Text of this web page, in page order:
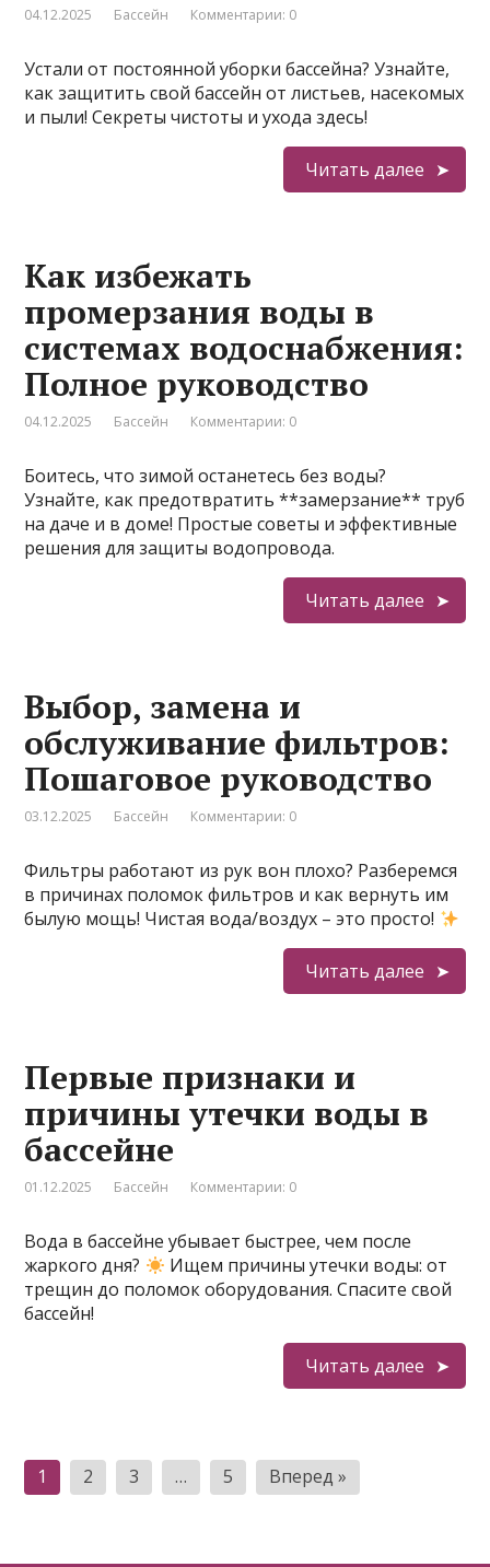
04.12.2025 Бассейн Комментарии: 0
Устали от постоянной уборки бассейна? Узнайте,
как защитить свой бассейн от листьев, насекомых
и пыли! Секреты чистоты и ухода здесь!
Читать далее
Как избежать
промерзания воды в
системах водоснабжения:
Полное руководство
04.12.2025 Бассейн Комментарии: 0
Боитесь, что зимой останетесь без воды?
Узнайте, как предотвратить **замерзание** труб
на даче и в доме! Простые советы и эффективные
решения для защиты водопровода.
Читать далее
Выбор, замена и
обслуживание фильтров:
Пошаговое руководство
03.12.2025 Бассейн Комментарии: 0
Фильтры работают из рук вон плохо? Разберемся
в причинах поломок фильтров и как вернуть им
былую мощь! Чистая вода/воздух – это просто!
Читать далее
Первые признаки и
причины утечки воды в
бассейне
01.12.2025 Бассейн Комментарии: 0
Вода в бассейне убывает быстрее, чем после
жаркого дня?
Ищем причины утечки воды: от
трещин до поломок оборудования. Спасите свой
бассейн!
Читать далее
Пагинация
записей
1 2 3 … 5 Вперед »